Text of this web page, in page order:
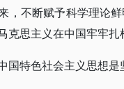
，不断赋予科学理论
克思主义在中国牢牢扎
国特色社会主义思想是